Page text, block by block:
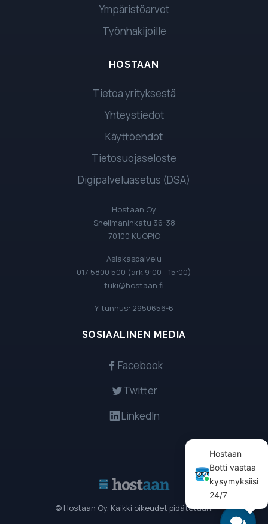
Ympäristöarvot
Työnhakijoille
HOSTAAN
Tietoa yrityksestä
Yhteystiedot
Käyttöehdot
Tietosuojaseloste
Digipalveluasetus (DSA)
Hostaan Oy
Snellmaninkatu 36-38
70100 KUOPIO
Asiakaspalvelu
017 5800 500 (ark 9:00 - 15:00)
tuki@hostaan.fi
Y-tunnus: 2950656-6
SOSIAALINEN MEDIA
Facebook
Twitter
LinkedIn
© Hostaan Oy. Kaikki oikeudet pidätetään.